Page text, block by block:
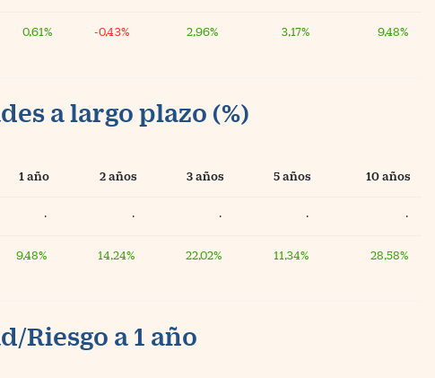
0,61% -0,43% 2,96% 3,17% 9,48%
a largo plazo (%)
1 año 2 años 3 años 5 años 10 años
· · · · ·
9,48% 14,24% 22,02% 11,34% 28,58%
Riesgo a 1 año